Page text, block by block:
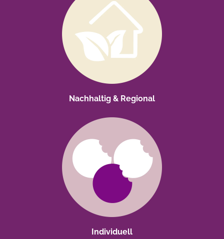
Nachhaltig & Regional
Individuell